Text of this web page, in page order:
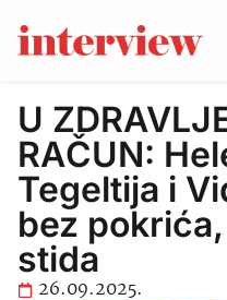
U
RAČUN:
Tegeltija i
bez
stida
26.09.2025.